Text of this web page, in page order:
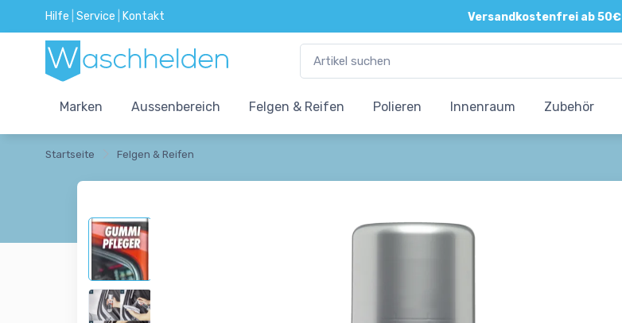
Hilfe Service Kontakt Versandkostenfrei ab 50€
Marken Aussenbereich Felgen & Reifen Polieren Innenraum Zubehör
Startseite Felgen & Reifen